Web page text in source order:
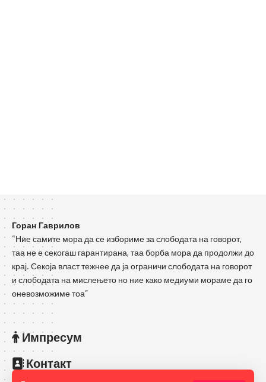
Горан Гаврилов
“Ние самите мора да се избориме за слободата на говорот,
таа не е секогаш гарантирана, таа борба мора да продолжи до
крај. Секоја власт тежнее да ја ограничи слободата на говорот
и слободата на мислењето но ние како медиуми мораме да го
оневозможиме тоа”
Импресум
Контакт